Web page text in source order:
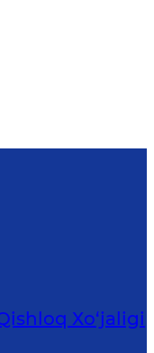
Хo‘jаligi